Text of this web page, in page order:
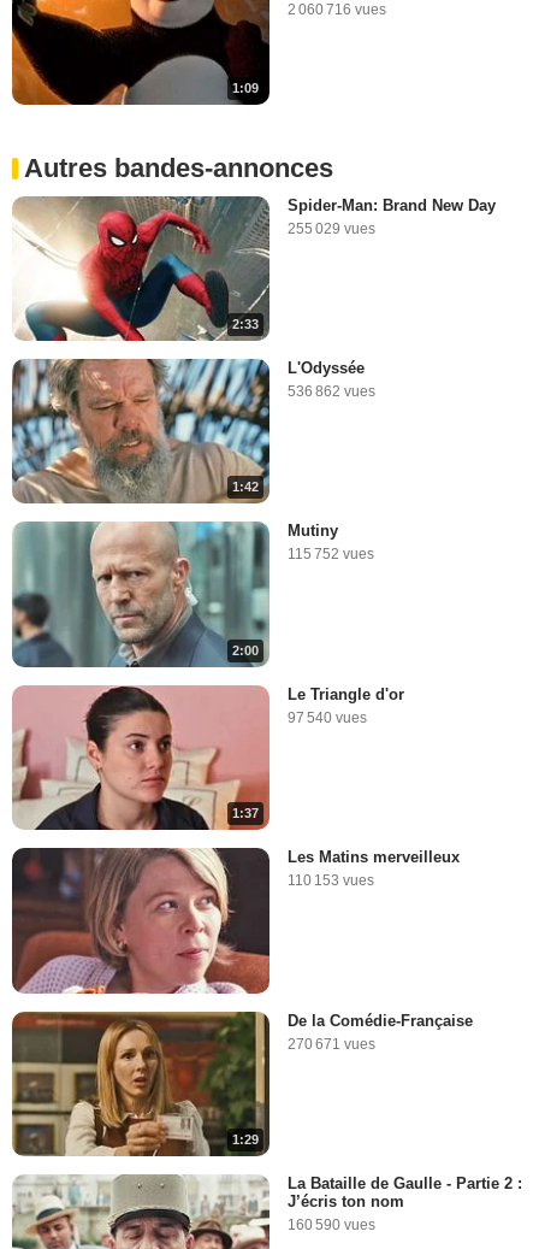
1:09
2 060 716 vues
Autres bandes-annonces
2:33
Spider-Man: Brand New Day
255 029 vues
1:42
L'Odyssée
536 862 vues
2:00
Mutiny
115 752 vues
1:37
Le Triangle d'or
97 540 vues
Les Matins merveilleux
110 153 vues
1:29
De la Comédie-Française
270 671 vues
La Bataille de Gaulle - Partie 2 :
J’écris ton nom
160 590 vues